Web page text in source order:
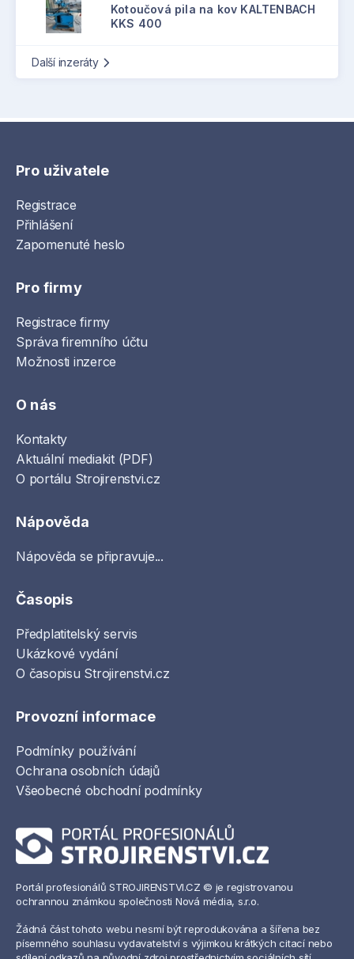
Kotoučová pila na kov KALTENBACH
KKS 400
Další inzeráty
Pro uživatele
Registrace
Přihlášení
Zapomenuté heslo
Pro firmy
Registrace firmy
Správa firemního účtu
Možnosti inzerce
O nás
Kontakty
Aktuální mediakit (PDF)
O portálu Strojirenstvi.cz
Nápověda
Nápověda se připravuje...
Časopis
Předplatitelský servis
Ukázkové vydání
O časopisu Strojirenstvi.cz
Provozní informace
Podmínky používání
Ochrana osobních údajů
Všeobecné obchodní podmínky
Portál profesionálů STROJIRENSTVI.CZ © je registrovanou
ochrannou známkou společnosti Nová média, s.r.o.
Žádná část tohoto webu nesmí být reprodukována a šířena bez
písemného souhlasu vydavatelství s výjimkou krátkých citací nebo